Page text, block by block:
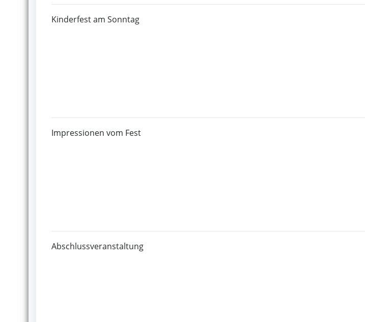
Kinderfest am Sonntag
Impressionen vom Fest
Abschlussveranstaltung